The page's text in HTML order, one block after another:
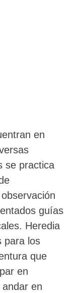
en
se practica
guías
Heredia
para los
que
en
en